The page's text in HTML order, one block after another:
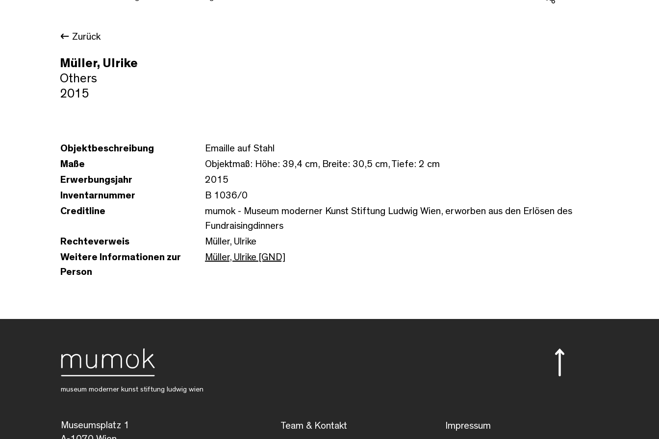
Zurück
Müller, Ulrike
Others
2015
Objektbeschreibung
Emaille auf Stahl
Maße
Objektmaß: Höhe: 39,4 cm, Breite: 30,5 cm, Tiefe: 2 cm
Erwerbungsjahr
2015
Inventarnummer
B 1036/0
Creditline
mumok - Museum moderner Kunst Stiftung Ludwig Wien, erworben aus den Erlösen des
Fundraisingdinners
Rechteverweis
Müller, Ulrike
Weitere Informationen zur
Person
Müller, Ulrike [GND]
museum moderner kunst stiftung ludwig wien
Museumsplatz 1
Team & Kontakt
Impressum